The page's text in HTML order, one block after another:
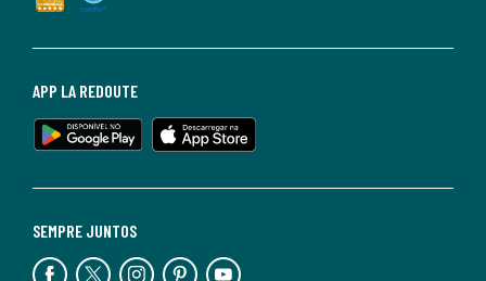
SEMPRE JUNTOS
APP LA REDOUTE